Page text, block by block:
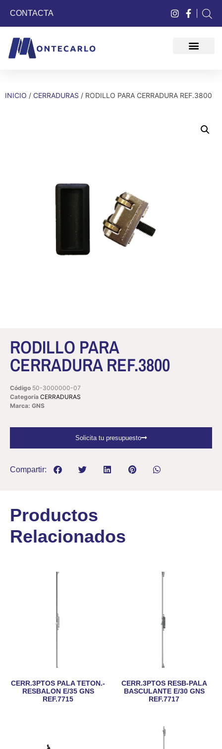
CONTACTA
INICIO / CERRADURAS / RODILLO PARA CERRADURA REF.3800
RODILLO PARA
CERRADURA REF.3800
Código 50-3000000-07
Categoría CERRADURAS
Marca: GNS
Solicita tu presupuesto
Compartir:
Productos
Relacionados
CERR.3PTOS PALA TETON.-
RESBALON E/35 GNS
REF.7715
CERR.3PTOS RESB-PALA
BASCULANTE E/30 GNS
REF.7717